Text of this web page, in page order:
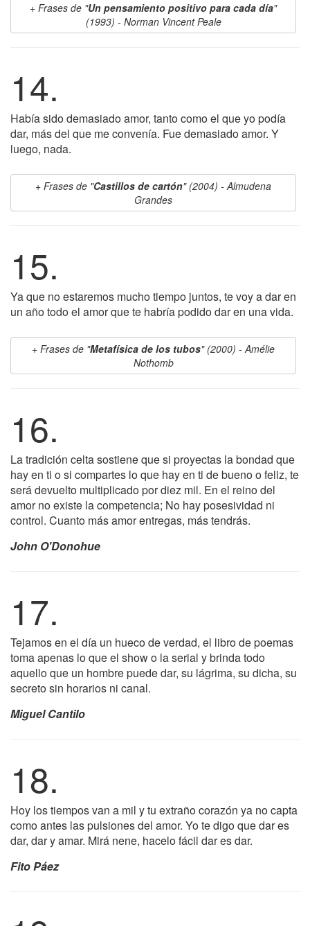
Frases de "Un pensamiento positivo para cada día"
(1993) - Norman Vincent Peale
14.
Había sido demasiado amor, tanto como el que yo podía
dar, más del que me convenía. Fue demasiado amor. Y
luego, nada.
Frases de "Castillos de cartón" (2004) - Almudena
Grandes
15.
Ya que no estaremos mucho tiempo juntos, te voy a dar en
un año todo el amor que te habría podido dar en una vida.
Frases de "Metafísica de los tubos" (2000) - Amélie
Nothomb
16.
La tradición celta sostiene que si proyectas la bondad que
hay en ti o si compartes lo que hay en ti de bueno o feliz, te
será devuelto multiplicado por diez mil. En el reino del
amor no existe la competencia; No hay posesividad ni
control. Cuanto más amor entregas, más tendrás.
John O'Donohue
17.
Tejamos en el día un hueco de verdad, el libro de poemas
toma apenas lo que el show o la serial y brinda todo
aquello que un hombre puede dar, su lágrima, su dicha, su
secreto sin horarios ni canal.
Miguel Cantilo
18.
Hoy los tiempos van a mil y tu extraño corazón ya no capta
como antes las pulsiones del amor. Yo te digo que dar es
dar, dar y amar. Mirá nene, hacelo fácil dar es dar.
Fito Páez